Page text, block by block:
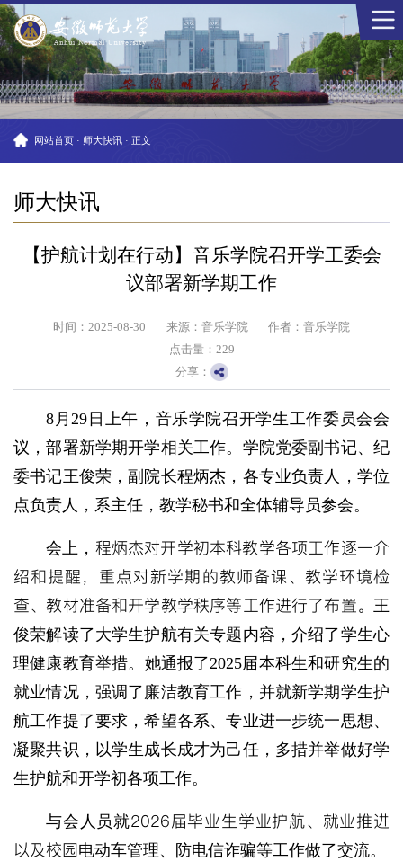
网站首页 · 师大快讯 · 正文
师大快讯
【护航计划在行动】音乐学院召开学工委会
议部署新学期工作
时间：2025-08-30 来源：音乐学院
作者：音乐学院
点击量： 229
分享：
8月29日上午，音乐学院召开学生工作委员会会
议，部署新学期开学相关工作。学院党委副书记、纪
委书记王俊荣，副院长程炳杰，各专业负责人，学位
点负责人，系主任，教学秘书和全体辅导员参会。
会上， 程炳杰对开学初本科教学各项工作逐一介
绍和提醒，重点对新学期的教师备课、教学环境检
查、教材准备和开学教学秩序等工作进行了布置。 王
俊荣解读了大学生护航有关专题内容，介绍了学生心
理健康教育举措。她通报了2025届本科生和研究生的
就业情况，强调了廉洁教育工作，并就新学期学生护
航工作提了要求，希望各系、专业进一步统一思想、
凝聚共识，以学生成长成才为己任，多措并举做好学
生护航和开学初各项工作。
与会人员就2026届毕业生学业护航、就业推进
以及校园 电动车管理、防电信诈骗等工作做了交流。